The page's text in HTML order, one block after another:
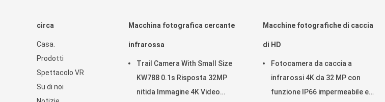
circa
Casa.
Prodotti
Spettacolo VR
Su di noi
Macchina fotografica cercante
infrarossa
Trail Camera With Small Size
KW788 0.1s Risposta 32MP
nitida Immagine 4K Video
Macchine fotografiche di caccia
di HD
Fotocamera da caccia a
infrarossi 4K da 32 MP con
funzione IP66 impermeabile e